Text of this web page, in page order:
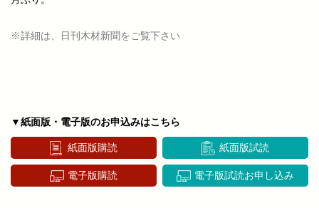
※詳細は、日刊木材新聞をご覧下さい
▼紙面版・電子版のお申込みはこちら
紙面版購読 紙面版試読
電子版購読 電子版試読お申し込み